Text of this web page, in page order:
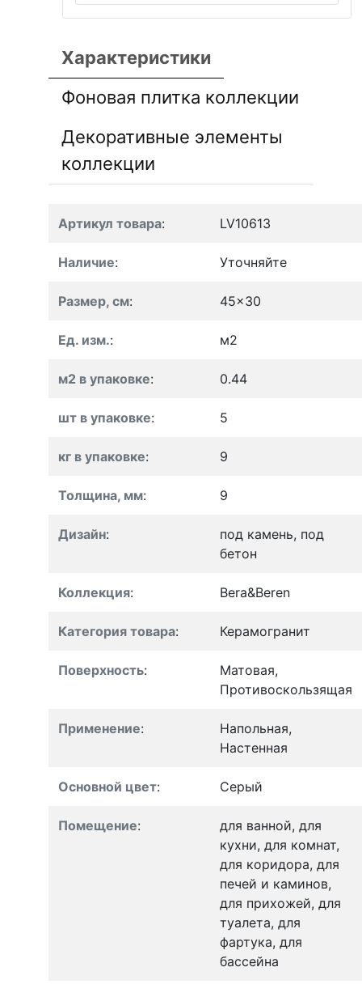
Характеристики
Фоновая плитка коллекции
Декоративные элементы
коллекции
Артикул товара: LV10613
Наличие: Уточняйте
Размер, см: 45x30
Ед. изм.: м2
м2 в упаковке: 0.44
шт в упаковке: 5
кг в упаковке: 9
Толщина, мм: 9
Дизайн:
под камень, под
бетон
Коллекция: Bera&Beren
Категория товара: Керамогранит
Поверхность:
Матовая,
Противоскользящая
Применение:
Напольная,
Настенная
Основной цвет: Серый
Помещение:
для ванной, для
кухни, для комнат,
для коридора, для
печей и каминов,
для прихожей, для
туалета, для
фартука, для
бассейна